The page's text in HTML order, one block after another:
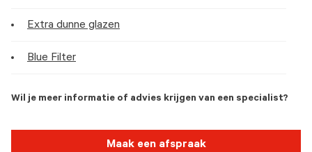
Extra dunne glazen
Blue Filter
Wil je meer informatie of advies krijgen van een specialist?
Maak een afspraak